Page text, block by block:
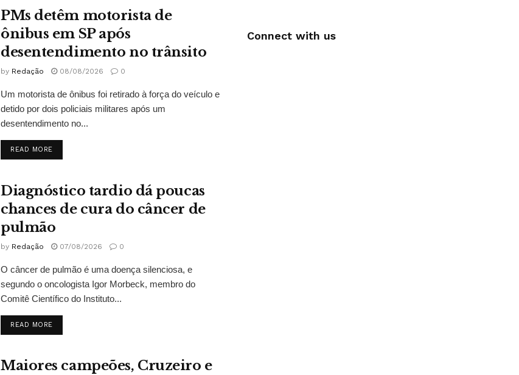
PMs detêm motorista de
ônibus em SP após
desentendimento no trânsito
by Redação 08/08/2026 0
Um motorista de ônibus foi retirado à força do veículo e
detido por dois policiais militares após um
desentendimento no...
READ MOREDETAILS
Diagnóstico tardio dá poucas
chances de cura do câncer de
pulmão
by Redação 07/08/2026 0
O câncer de pulmão é uma doença silenciosa, e
segundo o oncologista Igor Morbeck, membro do
Comitê Científico do Instituto...
READ MOREDETAILS
Maiores campeões, Cruzeiro e
Connect with us